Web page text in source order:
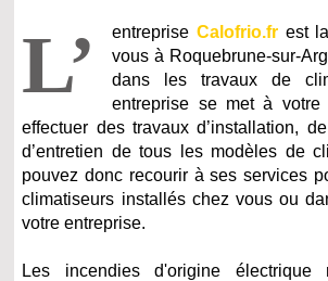
L’ entrepriseCalofrio.fr est
vous à Roquebrune-sur-
dans les travaux de
entreprise se met à votre
effectuer des travaux d’installation,
d’entretien de tous les modèles de
pouvez donc recourir à ses services
climatiseurs installés chez vous ou
votre entreprise.
Les incendies d'origine électrique